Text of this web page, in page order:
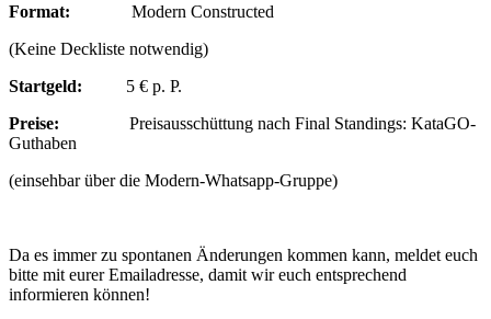
Format: Modern Constructed
(Keine Deckliste notwendig)
Startgeld: 5 € p. P.
Preise: Preisausschüttung nach Final Standings: KataGO-
Guthaben
(einsehbar über die Modern-Whatsapp-Gruppe)
Da es immer zu spontanen Änderungen kommen kann, meldet euch
bitte mit eurer Emailadresse, damit wir euch entsprechend
informieren können!